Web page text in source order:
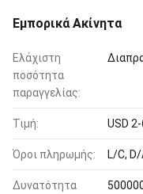
Εμπορικά Ακίνητα
Ελάχιστη
ποσότητα
παραγγελίας:
Τιμή: USD
Όροι πληρωμής: L/C,
Δυνατότητα